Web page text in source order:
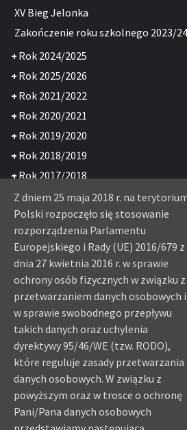
XV Bieg Jelonka
Zakończenie roku szkolnego 2023/24
+ Rok 2024/2025
+ Rok 2025/2026
+ Rok 2021/2022
+ Rok 2020/2021
+ Rok 2019/2020
+ Rok 2018/2019
+ Rok 2017/2018
+Rok 2016/2017
+Rok 2015/2016
+Rok 2013/2014
+Rok 2007/2008
Rok 2006/2007
+Rok 2005/2006
Najnowsze komentarze
KGW Kieljany-Festyn z
Sebastian-Filmowa Gra Miejska –
NSP -Trzy stypendystki z
Z dniem 25 maja 2018 r. na
Polski rozpoczęło się stosowanie
rozporządzenia Parlamentu
Europejskiego i Rady (UE) 2016/679 z
dnia 27 kwietnia 2016 r. w sprawie
ochrony osób fizycznych w związku z
przetwarzaniem danych osobowych i
w sprawie swobodnego przepływu
takich danych oraz uchylenia
dyrektywy 95/46/WE (tzw. RODO),
które reguluje zasady przetwarzania
danych osobowych. W związku z
powyższym oraz w trosce o ochronę
Pani/Pana danych osobowych